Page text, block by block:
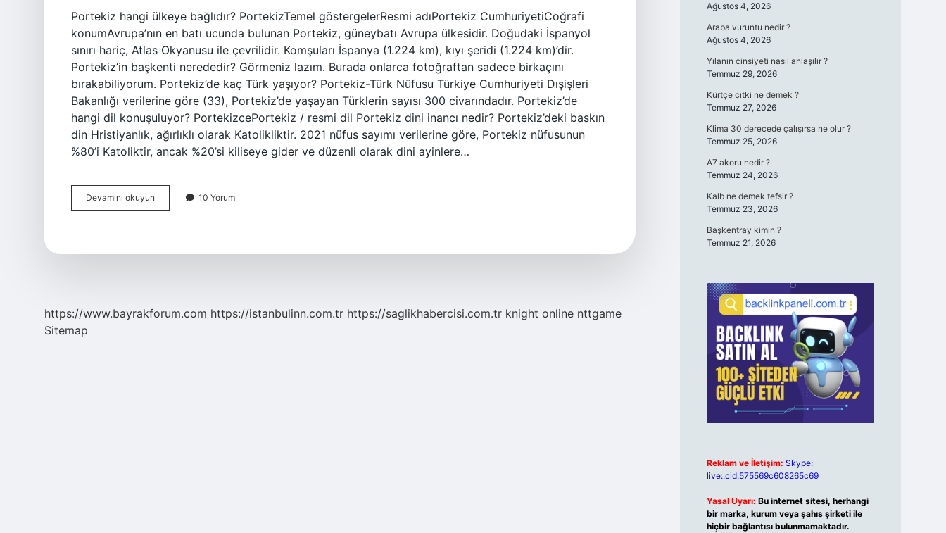
Portekiz hangi ülkeye bağlıdır? PortekizTemel göstergelerResmi adıPortekiz CumhuriyetiCoğrafi
konumAvrupa’nın en batı ucunda bulunan Portekiz, güneybatı Avrupa ülkesidir. Doğudaki İspanyol
sınırı hariç, Atlas Okyanusu ile çevrilidir. Komşuları İspanya (1.224 km), kıyı şeridi (1.224 km)’dir.
Portekiz’in başkenti nerededir? Görmeniz lazım. Burada onlarca fotoğraftan sadece birkaçını
bırakabiliyorum. Portekiz’de kaç Türk yaşıyor? Portekiz-Türk Nüfusu Türkiye Cumhuriyeti Dışişleri
Bakanlığı verilerine göre (33), Portekiz’de yaşayan Türklerin sayısı 300 civarındadır. Portekiz’de
hangi dil konuşuluyor? PortekizcePortekiz / resmi dil Portekiz dini inancı nedir? Portekiz’deki baskın
din Hristiyanlık, ağırlıklı olarak Katolikliktir. 2021 nüfus sayımı verilerine göre, Portekiz nüfusunun
%80’i Katoliktir, ancak %20’si kiliseye gider ve düzenli olarak dini ayinlere…
Devamını okuyun Portekiz
Hangi
10 Yorum
https://www.bayrakforum.com https://istanbulinn.com.tr https://saglikhabercisi.com.tr knight online nttgame
Sitemap
Ağustos 4, 2026
Araba vuruntu nedir ?
Ağustos 4, 2026
Yılanın cinsiyeti nasıl anlaşılır ?
Temmuz 29, 2026
Kürtçe cıtki ne demek ?
Temmuz 27, 2026
Klima 30 derecede çalışırsa ne olur ?
Temmuz 25, 2026
A7 akoru nedir ?
Temmuz 24, 2026
Kalb ne demek tefsir ?
Temmuz 23, 2026
Başkentray kimin ?
Temmuz 21, 2026
Reklam ve İletişim: Skype:
live:.cid.575569c608265c69
Yasal Uyarı: Bu internet sitesi, herhangi
bir marka, kurum veya şahıs şirketi ile
hiçbir bağlantısı bulunmamaktadır.